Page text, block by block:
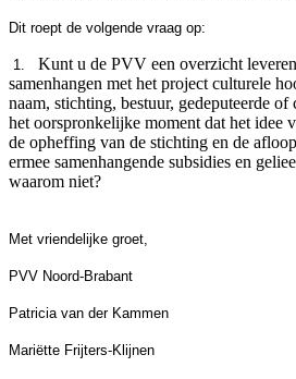
Dit roept de volgende vraag op:
1. Kunt u de PVV een overzicht
samenhangen met het project culturele
naam, stichting, bestuur, gedeputeerde
het oorspronkelijke moment dat het idee
de opheffing van de stichting en de
ermee samenhangende subsidies en
waarom niet?
Met vriendelijke groet,
PVV Noord-Brabant
Patricia van der Kammen
Mariëtte Frijters-Klijnen